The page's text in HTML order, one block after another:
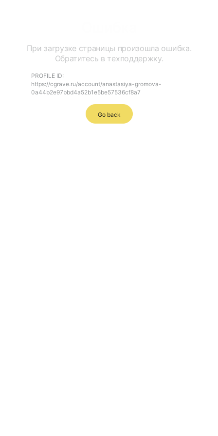
При загрузке страницы произошла ошибка.
Обратитесь в техподдержку.
PROFILE ID:
https://cgrave.ru/account/anastasiya-gromova-
0a44b2e97bbd4a52b1e5be57536cf8a7
Go back